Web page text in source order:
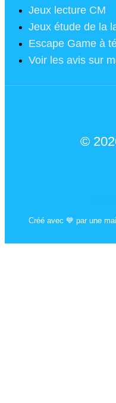
Jeux lecture CM
Jeux étude de la
Escape Game à
Voir les avis sur
©
Créé avec 💙 par une